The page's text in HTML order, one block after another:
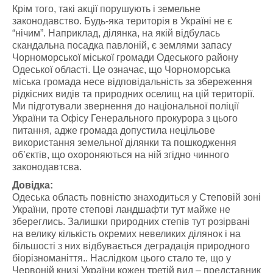
Крім того, такі акції порушують і земельне
законодавство. Будь-яка територія в Україні не є
“нічим”. Наприклад, ділянка, на якій відбулась
скандальна посадка павлоній, є землями запасу
Чорноморської міської громади Одеського району
Одеської області. Це означає, що Чорноморська
міська громада несе відповідальність за збереження
рідкісних видів та природних оселищ на цій території.
Ми підготували звернення до національної поліції
України та Офісу Генерального прокурора з цього
питання, адже громада допустила нецільове
використання земельної ділянки та пошкодження
об’єктів, що охороняються на ній згідно чинного
законодавтсва.
Довідка:
Одеська область повністю знаходиться у Степовій зоні
України, проте степові ландшафти тут майже не
збереглись. Залишки природних степів тут розірвані
на велику кількість окремих невеликих ділянок і на
більшості з них відбувається деградація природного
біорізноманіття.. Наслідком цього стало те, що у
Червоній книзі України кожен третій вид – представник